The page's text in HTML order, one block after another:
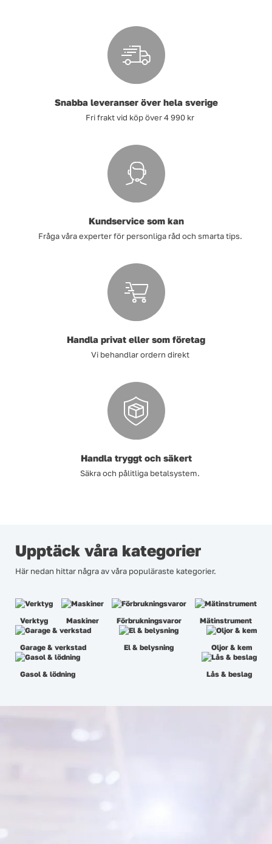
Snabba leveranser över hela sverige
Fri frakt vid köp över 4 990 kr
Kundservice som kan
Fråga våra experter för personliga råd och smarta tips.
Handla privat eller som företag
Vi behandlar ordern direkt
Handla tryggt och säkert
Säkra och pålitliga betalsystem.
Upptäck våra kategorier
Här nedan hittar några av våra populäraste kategorier.
Verktyg Maskiner Förbrukningsvaror Mätinstrument
Garage & verkstad El & belysning Oljor & kem
Gasol & lödning Lås & beslag